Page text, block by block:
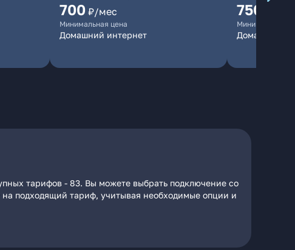
700 ₽/мес
Минимальная цена
Домашний интернет
750
Минимальная
Домашний
тарифов - 83. Вы можете выбрать подключение со
подходящий тариф, учитывая необходимые опции и